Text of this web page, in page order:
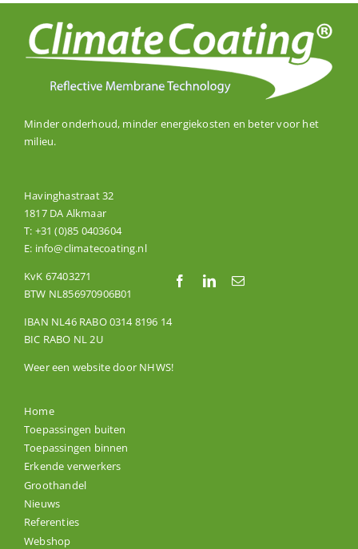
Minder onderhoud, minder energiekosten en beter voor het
milieu.
Home
Toepassingen buiten
Toepassingen binnen
Erkende verwerkers
Groothandel
Nieuws
Referenties
Webshop
Havinghastraat 32
1817 DA Alkmaar
T: +31 (0)85 0403604
E: info@climatecoating.nl
KvK 67403271
BTW NL856970906B01
IBAN NL46 RABO 0314 8196 14
BIC RABO NL 2U
Weer een website door NHWS!